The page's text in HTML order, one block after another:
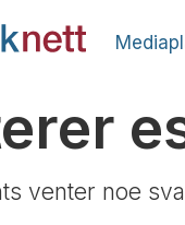
venter noe